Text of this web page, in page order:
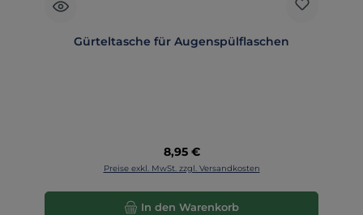
Gürteltasche für Augenspülflaschen
Regulärer Preis:
8,95 €
Preise exkl. MwSt. zzgl. Versandkosten
In den Warenkorb